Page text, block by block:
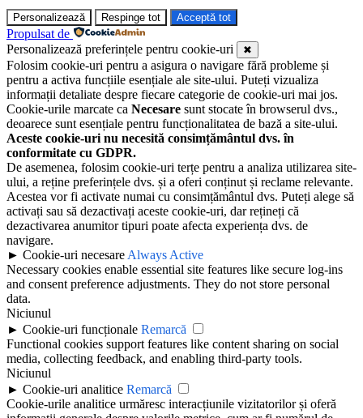
Personalizează Respinge tot Acceptă tot
Propulsat de
Personalizează preferințele pentru cookie-uri
✖
Folosim cookie-uri pentru a asigura o navigare fără probleme și
pentru a activa funcțiile esențiale ale site-ului. Puteți vizualiza
informații detaliate despre fiecare categorie de cookie-uri mai jos.
Cookie-urile marcate ca Necesare sunt stocate în browserul dvs.,
deoarece sunt esențiale pentru funcționalitatea de bază a site-ului.
Aceste cookie-uri nu necesită consimțământul dvs. în
conformitate cu GDPR.
De asemenea, folosim cookie-uri terțe pentru a analiza utilizarea site-
ului, a reține preferințele dvs. și a oferi conținut și reclame relevante.
Acestea vor fi activate numai cu consimțământul dvs. Puteți alege să
activați sau să dezactivați aceste cookie-uri, dar rețineți că
dezactivarea anumitor tipuri poate afecta experiența dvs. de
navigare.
► Cookie-uri necesare Always Active
Necessary cookies enable essential site features like secure log-ins
and consent preference adjustments. They do not store personal
data.
Niciunul
► Cookie-uri funcționale Remarcă
Functional cookies support features like content sharing on social
media, collecting feedback, and enabling third-party tools.
Niciunul
► Cookie-uri analitice Remarcă
Cookie-urile analitice urmăresc interacțiunile vizitatorilor și oferă